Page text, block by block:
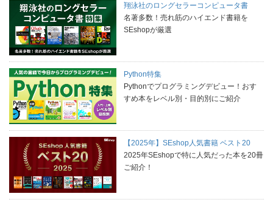
翔泳社のロングセラーコンピュータ書
名著多数！売れ筋のハイエンド書籍を
SEshopが厳選
Python特集
Pythonでプログラミングデビュー！おす
すめ本をレベル別・目的別にご紹介
【2025年】SEshop人気書籍 ベスト20
2025年SEshopで特に人気だった本を20冊
ご紹介！